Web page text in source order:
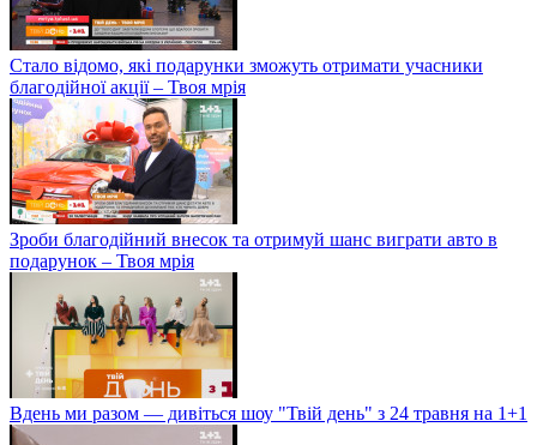
Стало відомо, які подарунки зможуть отримати учасники
благодійної акції – Твоя мрія
Зроби благодійний внесок та отримуй шанс виграти авто в
подарунок – Твоя мрія
Вдень ми разом — дивіться шоу "Твій день" з 24 травня на 1+1